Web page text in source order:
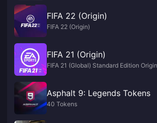
FIFA 22 (Origin)
FIFA 22 (Origin)
FIFA 21 (Origin)
FIFA 21 (Global) Standard Edition
Asphalt 9: Legends Tokens
40 Tokens